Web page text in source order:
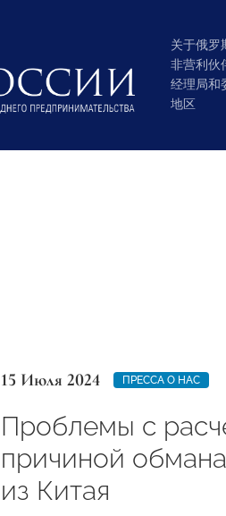
关于俄罗
非营利伙
经理局和
地区
15 Июля 2024 ПРЕССА О НАС
Проблемы с
причиной
из Китая